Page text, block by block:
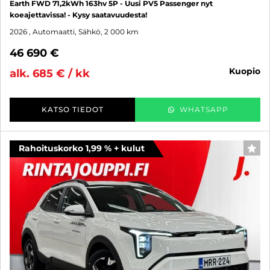
Earth FWD 71,2kWh 163hv 5P - Uusi PV5 Passenger nyt
koeajettavissa! - Kysy saatavuudesta!
2026 , Automaatti, Sähkö, 2 000 km
46 690 €
alk. 685 € / kk
kuopio
KATSO TIEDOT WHATSAPP
Rahoituskorko 1,99 % + kulut